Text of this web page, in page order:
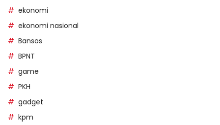
ekonomi
ekonomi nasional
Bansos
BPNT
game
PKH
gadget
kpm